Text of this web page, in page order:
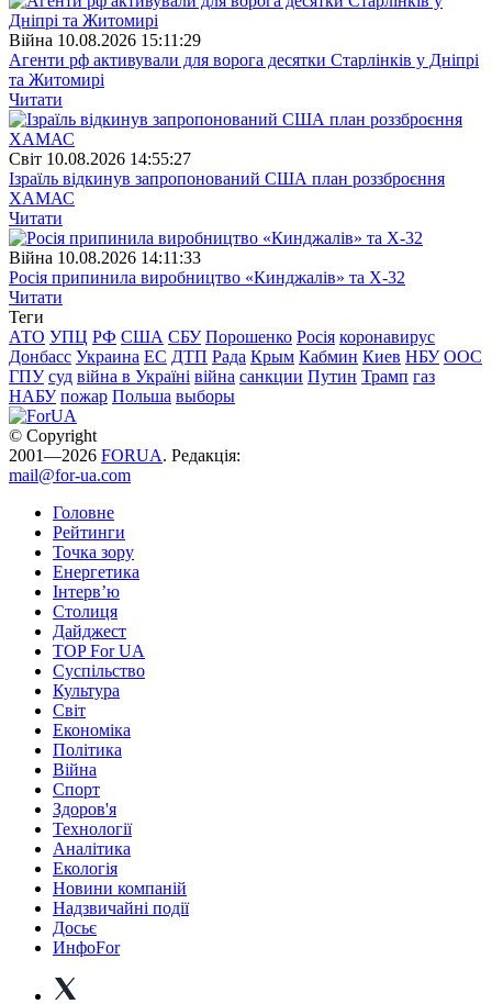
Війна 10.08.2026 15:11:29
Агенти рф активували для ворога десятки Старлінків у Дніпрі
та Житомирі
Читати
Свiт 10.08.2026 14:55:27
Ізраїль відкинув запропонований США план роззброєння
ХАМАС
Читати
Війна 10.08.2026 14:11:33
Росія припинила виробництво «Кинджалів» та Х-32
Читати
Теги
АТО УПЦ РФ США СБУ Порошенко Росія коронавирус
Донбасс Украина ЕС ДТП Рада Крым Кабмин Киев НБУ ООС
ГПУ суд війна в Україні війна санкции Путин Трамп газ
НАБУ пожар Польша выборы
© Copyright
2001—2026 FORUA. Редакція:
mail@for-ua.com
Головне
Рейтинги
Точка зору
Енергетика
Інтерв’ю
Столиця
Дайджест
TOP For UA
Суспiльство
Культура
Світ
Економіка
Політика
Війна
Спорт
Здоров'я
Технології
Аналітика
Екологія
Новини компаній
Надзвичайні події
Досьє
ИнфоFor